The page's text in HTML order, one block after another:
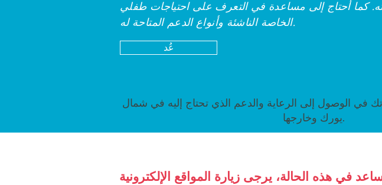
كما أحتاج إلى مساعدة في التعرف على احتياجات طفلي
الخاصة الناشئة وأنواع الدعم المتاحة له.
عُد
في الوصول إلى الرعاية والدعم الذي تحتاج إليه في شمال
يورك وخارجها.
في هذه الحالة، يرجى زيارة المواقع الإلكترونية